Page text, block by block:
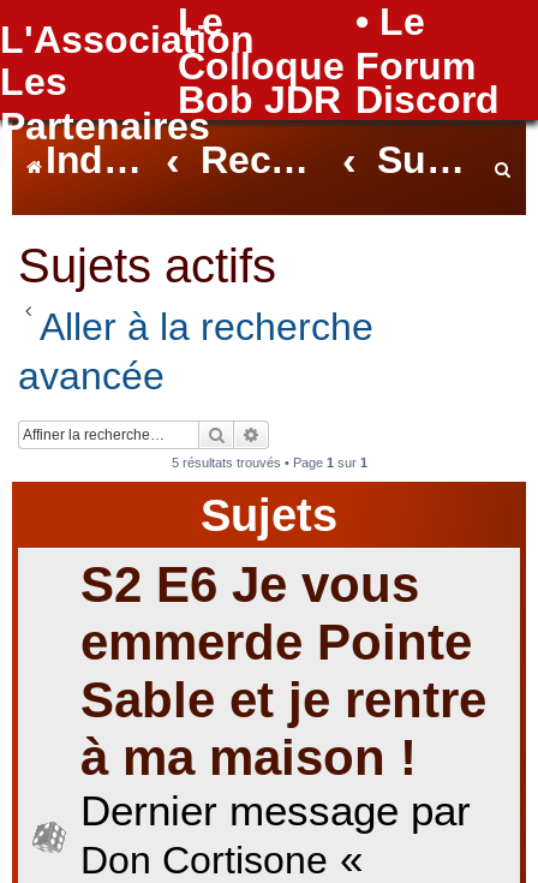
L'Association
Le
Colloque
• Le
Forum
Les
Partenaires
Bob JDR Discord
FAQ
Index du forum Rechercher Sujets actifs
Sujets actifs
Aller à la recherche
avancée
Rechercher
5 résultats trouvés • Page 1 sur 1
Sujets
S2 E6 Je vous
emmerde Pointe
Sable et je rentre
à ma maison !
Dernier message par
Don Cortisone «